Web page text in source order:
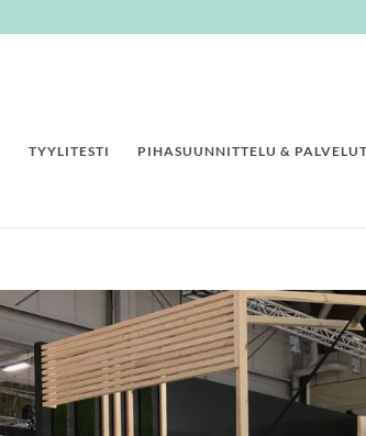
TYYLITESTI PIHASUUNNITTELU & PALVELUT